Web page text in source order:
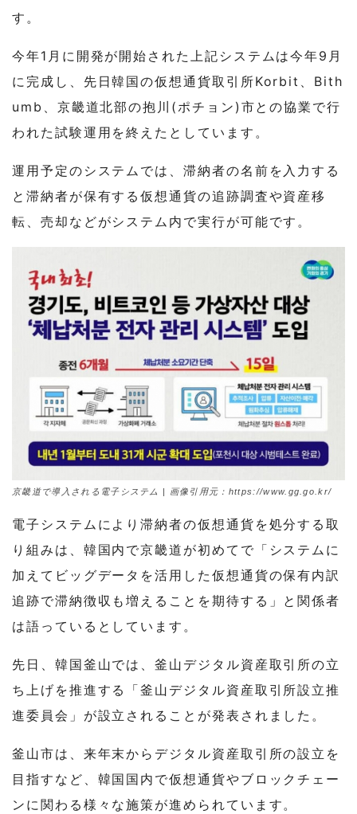
す。
今年1月に開発が開始された上記システムは今年9月
に完成し、先日韓国の仮想通貨取引所Korbit、Bith
umb、京畿道北部の抱川(ポチョン)市との協業で行
われた試験運用を終えたとしています。
運用予定のシステムでは、滞納者の名前を入力する
と滞納者が保有する仮想通貨の追跡調査や資産移
転、売却などがシステム内で実行が可能です。
京畿道で導入される電子システム | 画像引用元：https://www.gg.go.kr/
電子システムにより滞納者の仮想通貨を処分する取
り組みは、韓国内で京畿道が初めてで「システムに
加えてビッグデータを活用した仮想通貨の保有内訳
追跡で滞納徴収も増えることを期待する」と関係者
は語っているとしています。
先日、韓国釜山では、釜山デジタル資産取引所の立
ち上げを推進する「釜山デジタル資産取引所設立推
進委員会」が設立されることが発表されました。
釜山市は、来年末からデジタル資産取引所の設立を
目指すなど、韓国国内で仮想通貨やブロックチェー
ンに関わる様々な施策が進められています。